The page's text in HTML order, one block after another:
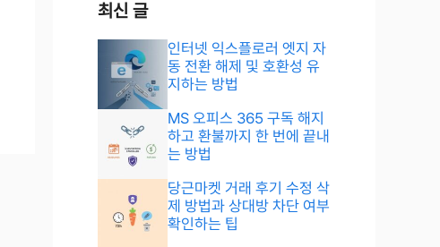
최신 글
인터넷 익스플로러 엣지 자
동 전환 해제 및 호환성 유
지하는 방법
MS 오피스 365 구독 해지
하고 환불까지 한 번에 끝내
는 방법
당근마켓 거래 후기 수정 삭
제 방법과 상대방 차단 여부
확인하는 팁